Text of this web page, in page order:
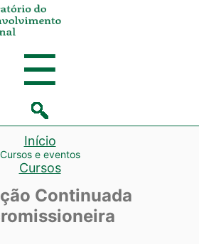
Laboratório
de
Regional
☰
Início
Cursos e eventos
Cursos
Continuada